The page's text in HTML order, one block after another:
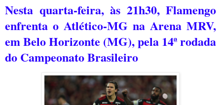
Nesta quarta-feira, às 21h30, Flamengo
enfrenta o Atlético-MG na Arena MRV,
em Belo Horizonte (MG), pela 14ª rodada
do Campeonato Brasileiro